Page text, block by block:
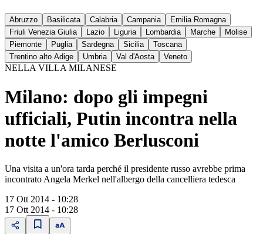
Abruzzo Basilicata Calabria Campania
Emilia Romagna
Friuli Venezia Giulia
Lazio Liguria Lombardia Marche
Molise
Piemonte
Puglia Sardegna Sicilia
Toscana
Trentino alto Adige
Umbria Val d'Aosta Veneto
NELLA VILLA MILANESE
Milano: dopo gli impegni
ufficiali, Putin incontra nella
notte l'amico Berlusconi
Una visita a un'ora tarda perché il presidente russo avrebbe prima
incontrato Angela Merkel nell'albergo della cancelliera tedesca
17 Ott 2014 - 10:28
17 Ott 2014 - 10:28